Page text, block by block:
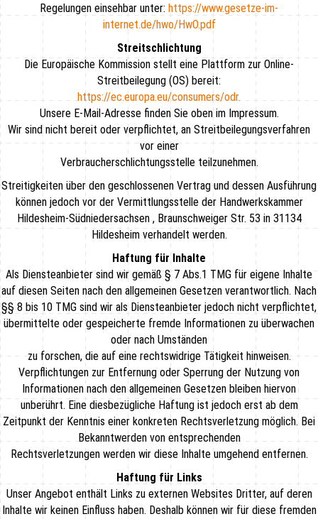
Regelungen einsehbar unter: https://www.gesetze-im-
internet.de/hwo/HwO.pdf
Streitschlichtung
Die Europäische Kommission stellt eine Plattform zur Online-
Streitbeilegung (OS) bereit:
https://ec.europa.eu/consumers/odr.
Unsere E-Mail-Adresse finden Sie oben im Impressum.
Wir sind nicht bereit oder verpflichtet, an Streitbeilegungsverfahren
vor einer
Verbraucherschlichtungsstelle teilzunehmen.
Streitigkeiten über den geschlossenen Vertrag und dessen Ausführung
können jedoch vor der Vermittlungsstelle der Handwerkskammer
Hildesheim-Südniedersachsen , Braunschweiger Str. 53 in 31134
Hildesheim verhandelt werden.
Haftung für Inhalte
Als Diensteanbieter sind wir gemäß § 7 Abs.1 TMG für eigene Inhalte
auf diesen Seiten nach den allgemeinen Gesetzen verantwortlich. Nach
§§ 8 bis 10 TMG sind wir als Diensteanbieter jedoch nicht verpflichtet,
übermittelte oder gespeicherte fremde Informationen zu überwachen
oder nach Umständen
zu forschen, die auf eine rechtswidrige Tätigkeit hinweisen.
Verpflichtungen zur Entfernung oder Sperrung der Nutzung von
Informationen nach den allgemeinen Gesetzen bleiben hiervon
unberührt. Eine diesbezügliche Haftung ist jedoch erst ab dem
Zeitpunkt der Kenntnis einer konkreten Rechtsverletzung möglich. Bei
Bekanntwerden von entsprechenden
Rechtsverletzungen werden wir diese Inhalte umgehend entfernen.
Haftung für Links
Unser Angebot enthält Links zu externen Websites Dritter, auf deren
Inhalte wir keinen Einfluss haben. Deshalb können wir für diese fremden